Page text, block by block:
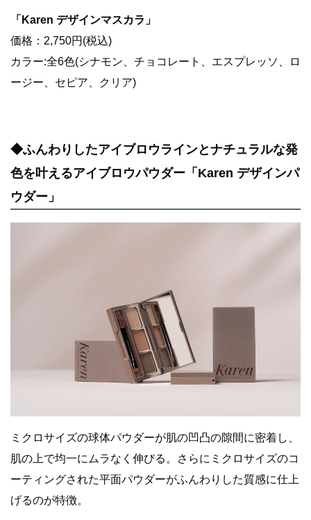
「Karen デザインマスカラ」
価格：2,750円(税込)
カラー:全6色(シナモン、チョコレート、エスプレッソ、ロ
ージー、セピア、クリア)
◆ふんわりしたアイブロウラインとナチュラルな発
色を叶えるアイブロウパウダー「Karen デザインパ
ウダー」
ミクロサイズの球体パウダーが肌の凹凸の隙間に密着し、
肌の上で均一にムラなく伸びる。さらにミクロサイズのコ
ーティングされた平面パウダーがふんわりした質感に仕上
げるのが特徴。